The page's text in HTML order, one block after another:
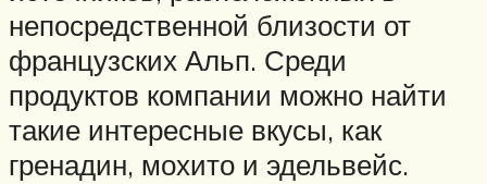
непосредственной близости от
французских Альп. Среди
продуктов компании можно найти
такие интересные вкусы, как
гренадин, мохито и эдельвейс.